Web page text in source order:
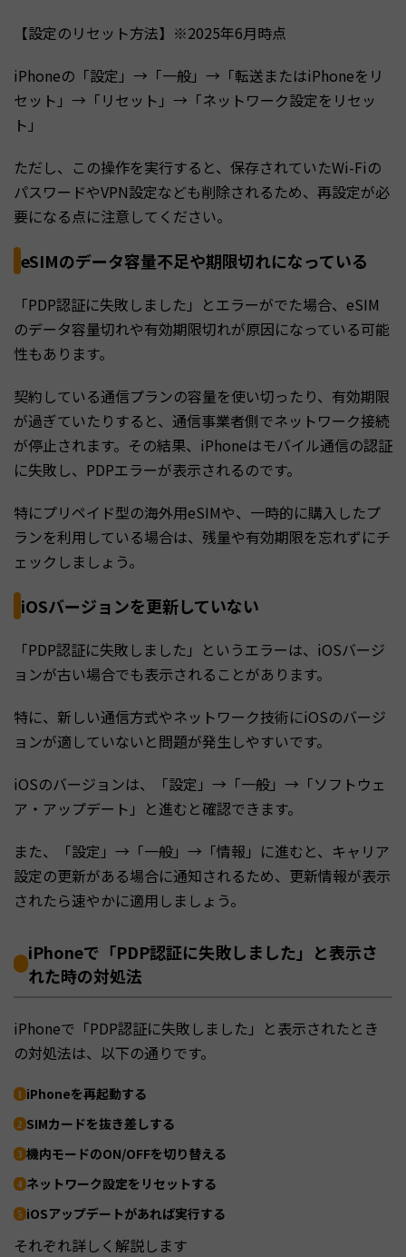
【設定のリセット方法】※2025年6月時点
iPhoneの「設定」→「一般」→「転送またはiPhoneをリ
セット」→「リセット」→「ネットワーク設定をリセッ
ト」
ただし、この操作を実行すると、保存されていたWi-Fiの
パスワードやVPN設定なども削除されるため、再設定が必
要になる点に注意してください。
eSIMのデータ容量不足や期限切れになっている
「PDP認証に失敗しました」とエラーがでた場合、eSIM
のデータ容量切れや有効期限切れが原因になっている可能
性もあります。
契約している通信プランの容量を使い切ったり、有効期限
が過ぎていたりすると、通信事業者側でネットワーク接続
が停止されます。その結果、iPhoneはモバイル通信の認証
に失敗し、PDPエラーが表示されるのです。
特にプリペイド型の海外用eSIMや、一時的に購入したプ
ランを利用している場合は、残量や有効期限を忘れずにチ
ェックしましょう。
iOSバージョンを更新していない
「PDP認証に失敗しました」というエラーは、iOSバージ
ョンが古い場合でも表示されることがあります。
特に、新しい通信方式やネットワーク技術にiOSのバージ
ョンが適していないと問題が発生しやすいです。
iOSのバージョンは、「設定」→「一般」→「ソフトウェ
ア・アップデート」と進むと確認できます。
また、「設定」→「一般」→「情報」に進むと、キャリア
設定の更新がある場合に通知されるため、更新情報が表示
されたら速やかに適用しましょう。
iPhoneで「PDP認証に失敗しました」と表示さ
れた時の対処法
iPhoneで「PDP認証に失敗しました」と表示されたとき
の対処法は、以下の通りです。
iPhoneを再起動する
SIMカードを抜き差しする
機内モードのON/OFFを切り替える
ネットワーク設定をリセットする
iOSアップデートがあれば実行する
それぞれ詳しく解説します